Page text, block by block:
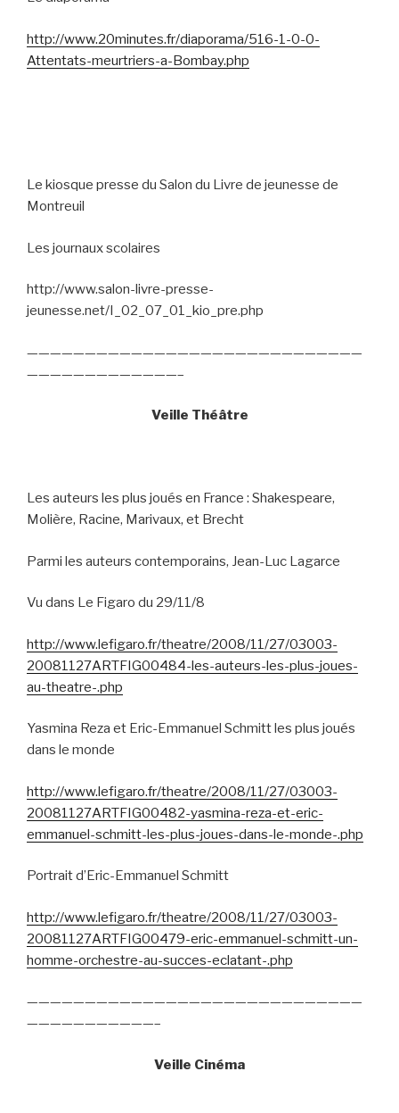
http://www.20minutes.fr/diaporama/516-1-0-0-
Attentats-meurtriers-a-Bombay.php
Le kiosque presse du Salon du Livre de jeunesse de
Montreuil
Les journaux scolaires
http://www.salon-livre-presse-
jeunesse.net/I_02_07_01_kio_pre.php
—————————————————————————————
—————————————–
Veille Théâtre
Les auteurs les plus joués en France : Shakespeare,
Molière, Racine, Marivaux, et Brecht
Parmi les auteurs contemporains, Jean-Luc Lagarce
Vu dans Le Figaro du 29/11/8
http://www.lefigaro.fr/theatre/2008/11/27/03003-
20081127ARTFIG00484-les-auteurs-les-plus-joues-
au-theatre-.php
Yasmina Reza et Eric-Emmanuel Schmitt les plus joués
dans le monde
http://www.lefigaro.fr/theatre/2008/11/27/03003-
20081127ARTFIG00482-yasmina-reza-et-eric-
emmanuel-schmitt-les-plus-joues-dans-le-monde-.php
Portrait d’Eric-Emmanuel Schmitt
http://www.lefigaro.fr/theatre/2008/11/27/03003-
20081127ARTFIG00479-eric-emmanuel-schmitt-un-
homme-orchestre-au-succes-eclatant-.php
—————————————————————————————
———————————–
Veille Cinéma